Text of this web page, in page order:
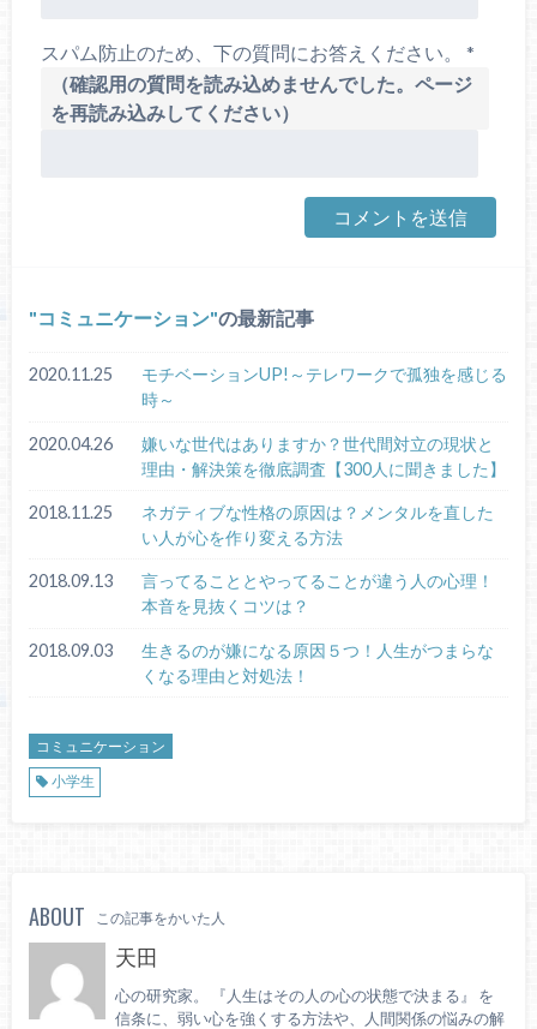
スパム防止のため、下の質問にお答えください。 *
（確認用の質問を読み込めませんでした。ページ
を再読み込みしてください）
コミュニケーション の最新記事
2020.11.25
モチベーションUP!～テレワークで孤独を感じる
時～
2020.04.26
嫌いな世代はありますか？世代間対立の現状と
理由・解決策を徹底調査【300人に聞きました】
2018.11.25
ネガティブな性格の原因は？メンタルを直した
い人が心を作り変える方法
2018.09.13
言ってることとやってることが違う人の心理！
本音を見抜くコツは？
2018.09.03
生きるのが嫌になる原因５つ！人生がつまらな
くなる理由と対処法！
コミュニケーション
小学生
ABOUT この記事をかいた人
天田
心の研究家。 『人生はその人の心の状態で決まる』 を
信条に、弱い心を強くする方法や、人間関係の悩みの解